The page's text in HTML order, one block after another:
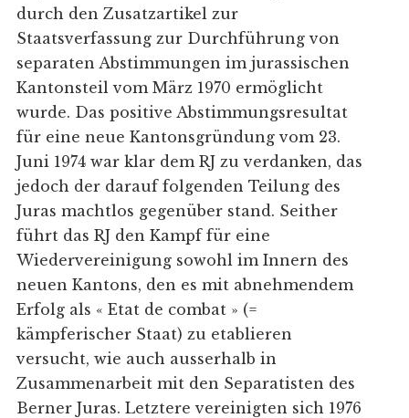
durch den Zusatzartikel zur
Staatsverfassung zur Durchführung von
separaten Abstimmungen im jurassischen
Kantonsteil vom März 1970 ermöglicht
wurde. Das positive Abstimmungsresultat
für eine neue Kantonsgründung vom 23.
Juni 1974 war klar dem RJ zu verdanken, das
jedoch der darauf folgenden Teilung des
Juras machtlos gegenüber stand. Seither
führt das RJ den Kampf für eine
Wiedervereinigung sowohl im Innern des
neuen Kantons, den es mit abnehmendem
Erfolg als « Etat de combat » (=
kämpferischer Staat) zu etablieren
versucht, wie auch ausserhalb in
Zusammenarbeit mit den Separatisten des
Berner Juras. Letztere vereinigten sich 1976